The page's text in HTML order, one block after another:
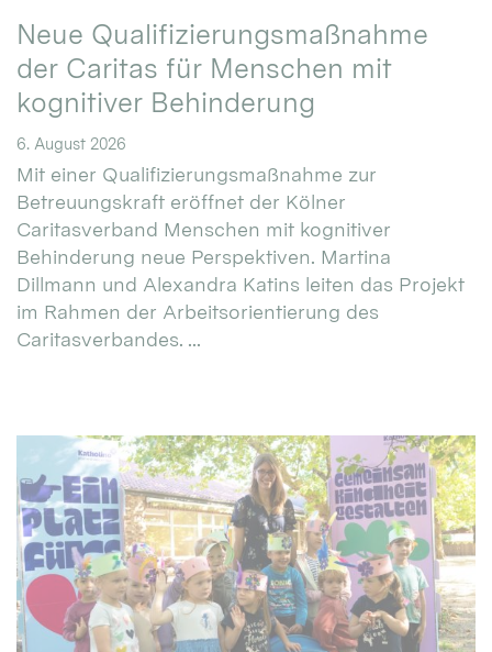
Neue Qualifizierungsmaßnahme
der Caritas für Menschen mit
kognitiver Behinderung
6. August 2026
Mit einer Qualifizierungsmaßnahme zur
Betreuungskraft eröffnet der Kölner
Caritasverband Menschen mit kognitiver
Behinderung neue Perspektiven. Martina
Dillmann und Alexandra Katins leiten das Projekt
im Rahmen der Arbeitsorientierung des
Caritasverbandes. ...